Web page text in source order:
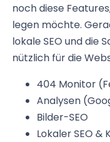
noch diese
legen möchte.
lokale SEO und die
nützlich für die
404 Monitor
Analysen
Bilder-SEO
Lokaler SEO &